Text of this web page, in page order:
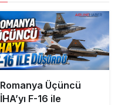
Romanya Üçüncü
İHA’yı F-16 ile